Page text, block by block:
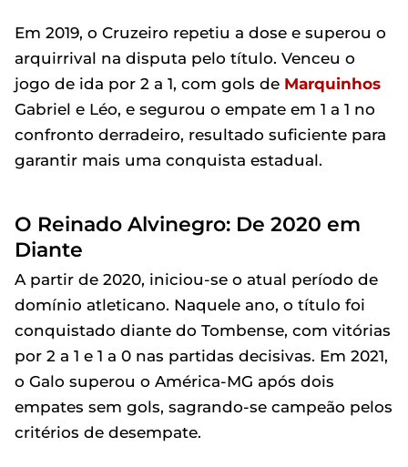
Em 2019, o Cruzeiro repetiu a dose e superou o
arquirrival na disputa pelo título. Venceu o
jogo de ida por 2 a 1, com gols de Marquinhos
Gabriel e Léo, e segurou o empate em 1 a 1 no
confronto derradeiro, resultado suficiente para
garantir mais uma conquista estadual.
O Reinado Alvinegro: De 2020 em
Diante
A partir de 2020, iniciou-se o atual período de
domínio atleticano. Naquele ano, o título foi
conquistado diante do Tombense, com vitórias
por 2 a 1 e 1 a 0 nas partidas decisivas. Em 2021,
o Galo superou o América-MG após dois
empates sem gols, sagrando-se campeão pelos
critérios de desempate.